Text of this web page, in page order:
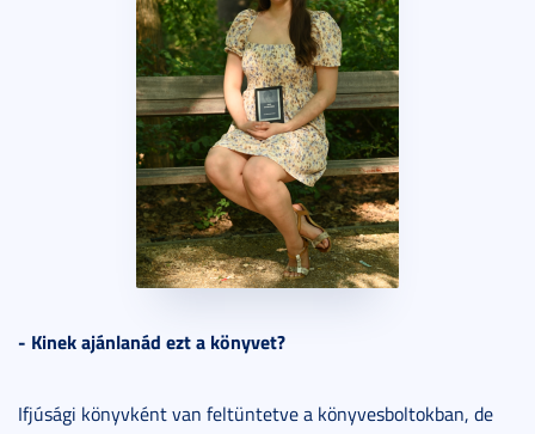
- Kinek ajánlanád ezt a könyvet?
Ifjúsági könyvként van feltüntetve a könyvesboltokban, de